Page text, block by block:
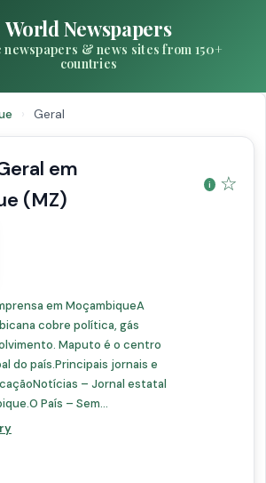
World Newspapers
newspapers & news sites from 150+
countries
› Geral
em
(MZ)
☆
em MoçambiqueA
cobre política, gás
Maputo é o centro
do país.Principais jornais e
– Jornal estatal
País – Sem...